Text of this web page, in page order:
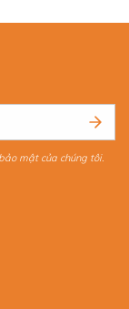
mật của chúng tôi.